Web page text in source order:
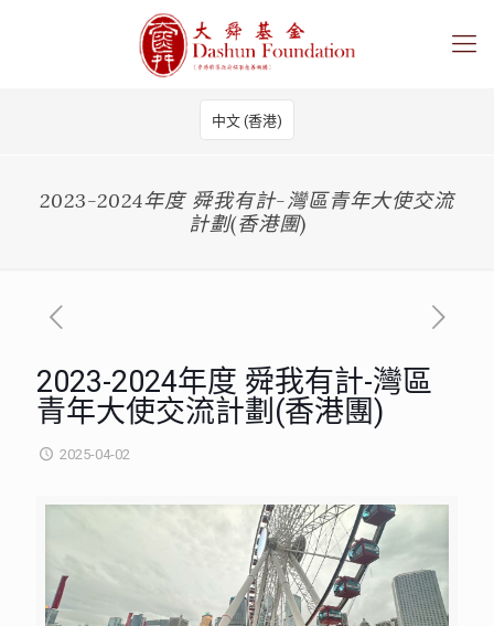
中文 (香港)
2023-2024年度 舜我有計-灣區青年大使交流
計劃(香港團)
2023-2024年度 舜我有計-灣區
青年大使交流計劃(香港團)
2025-04-02